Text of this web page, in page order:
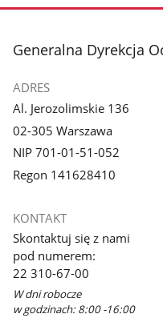
stopka
Generalna Dyrekcja
ADRES
Al. Jerozolimskie 136
02-305 Warszawa
NIP 701-01-51-052
Regon 141628410
KONTAKT
Skontaktuj się z nami
pod numerem:
22 310-67-00
W dni robocze
w godzinach: 8:00 -16:00